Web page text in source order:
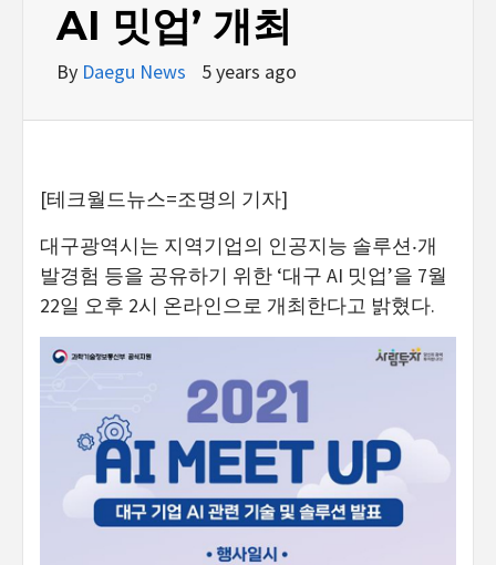
AI 밋업’ 개최
By Daegu News 5 years ago
[테크월드뉴스=조명의 기자]
대구광역시는 지역기업의 인공지능 솔루션‧개
발경험 등을 공유하기 위한 ‘대구 AI 밋업’을 7월
22일 오후 2시 온라인으로 개최한다고 밝혔다.